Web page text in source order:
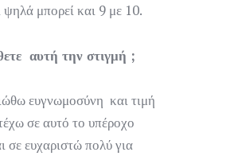
ψηλά μπορεί και 9 με 10.
αυτή την στιγμή ;
ευγνωμοσύνη και τιμή
σε αυτό το υπέροχο
ευχαριστώ πολύ για